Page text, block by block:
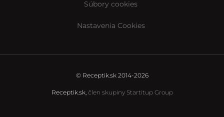
Súbory cookies
Nastavenia Cookies
© Receptik.sk 2014-2026
Receptik.sk, člen skupiny Startitup Group